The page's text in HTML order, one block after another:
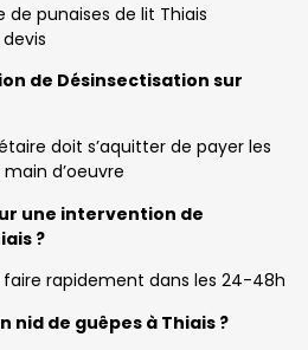
de punaises de lit Thiais
de Désinsectisation sur
doit s’aquitter de payer les
d’oeuvre
une intervention de
?
rapidement dans les 24-48h
nid de guêpes à Thiais ?